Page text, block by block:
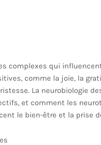
complexes qui
comme la joie, la
La neurobiologie
et comment les
le bien-être et la prise